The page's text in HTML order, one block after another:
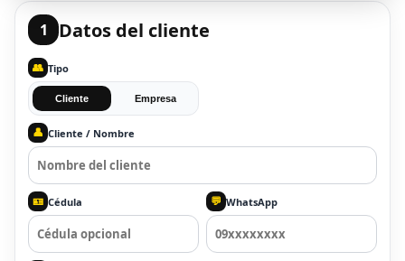
1 Datos del cliente
👥 Tipo
Cliente Empresa
👤 Cliente / Nombre
🪪 Cédula 💬 WhatsApp